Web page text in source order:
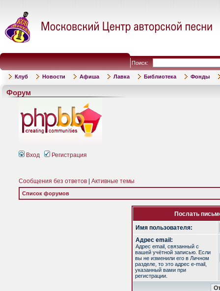
Поиск:
Клуб Новости Афиша Лавка Библиотека Фонды
Форум
Вход Регистрация
Сообщения без ответов Активные темы
Список форумов
Послать
Имя пользователя:
Адрес email:
Адрес email, связанный с
вашей учётной записью. Если
вы не изменили его в Личном
разделе, то это адрес e-mail,
указанный вами при
регистрации.